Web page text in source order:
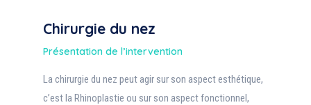
Chirurgie du nez
Présentation de l’intervention
La chirurgie du nez peut agir sur son aspect esthétique,
c’est la Rhinoplastie ou sur son aspect fonctionnel,